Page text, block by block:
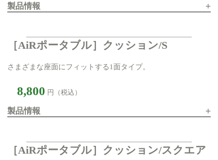
製品情報 +
［AiRポータブル］クッション/S
さまざまな座面にフィットする1面タイプ。
8,800 円（税込）
製品情報 +
［AiRポータブル］クッション/スクエア